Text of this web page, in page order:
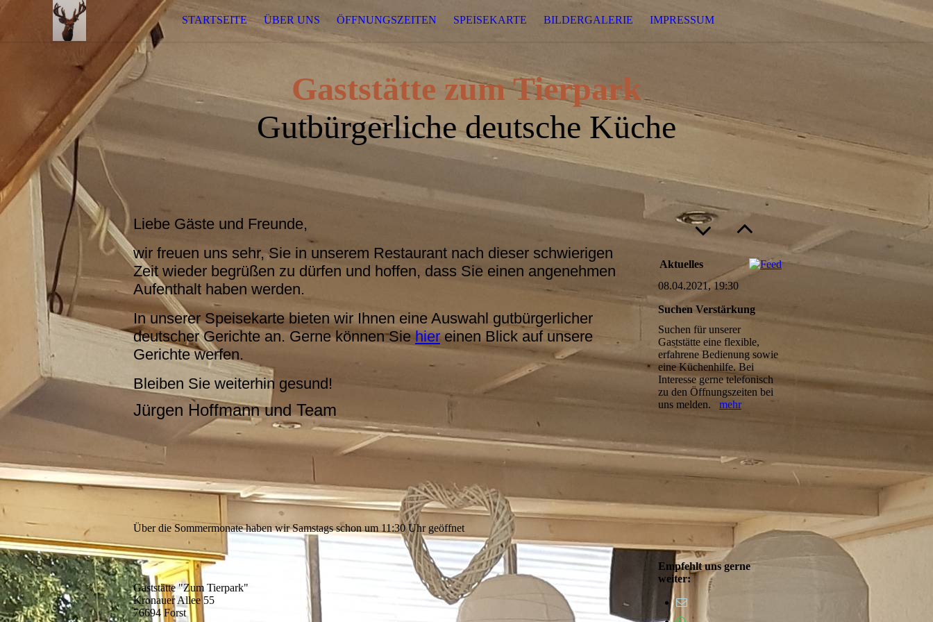
STARTSEITE ÜBER UNS ÖFFNUNGSZEITEN SPEISEKARTE BILDERGALERIE IMPRESSUM
Gaststätte zum Tierpark
Gutbürgerliche deutsche Küche
Liebe Gäste und Freunde,
wir freuen uns sehr, Sie in unserem Restaurant nach dieser schwierigen
Zeit wieder begrüßen zu dürfen und hoffen, dass Sie einen angenehmen
Aufenthalt haben werden.
In unserer Speisekarte bieten wir Ihnen eine Auswahl gutbürgerlicher
deutscher Gerichte an. Gerne können Siehiereinen Blick auf unsere
Gerichte werfen.
Bleiben Sie weiterhin gesund!
Jürgen Hoffmann und Team
Über die Sommermonate haben wir Samstags schon um 11:30 Uhr geöffnet
Gaststätte "Zum Tierpark"
Kronauer Allee 55
76694 Forst
Aktuelles
08.04.2021, 19:30
Suchen Verstärkung
Suchen für unserer
Gaststätte eine flexible,
erfahrene Bedienung sowie
eine Küchenhilfe. Bei
Interesse gerne telefonisch
zu den Öffnungszeiten bei
uns melden. mehr
Empfehlt uns gerne
weiter: